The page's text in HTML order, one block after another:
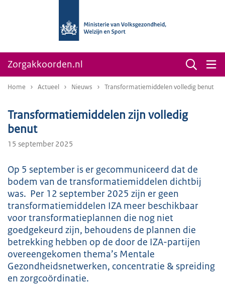
Zorgakkoorden.nl
Home Actueel Nieuws Transformatiemiddelen volledig benut
Transformatiemiddelen zijn volledig
benut
15 september 2025
Op 5 september is er gecommuniceerd dat de
bodem van de transformatiemiddelen dichtbij
was. Per 12 september 2025 zijn er geen
transformatiemiddelen IZA meer beschikbaar
voor transformatieplannen die nog niet
goedgekeurd zijn, behoudens de plannen die
betrekking hebben op de door de IZA-partijen
overeengekomen thema’s Mentale
Gezondheidsnetwerken, concentratie & spreiding
en zorgcoördinatie.